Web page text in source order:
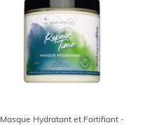
Masque Hydratant et Fortifiant -